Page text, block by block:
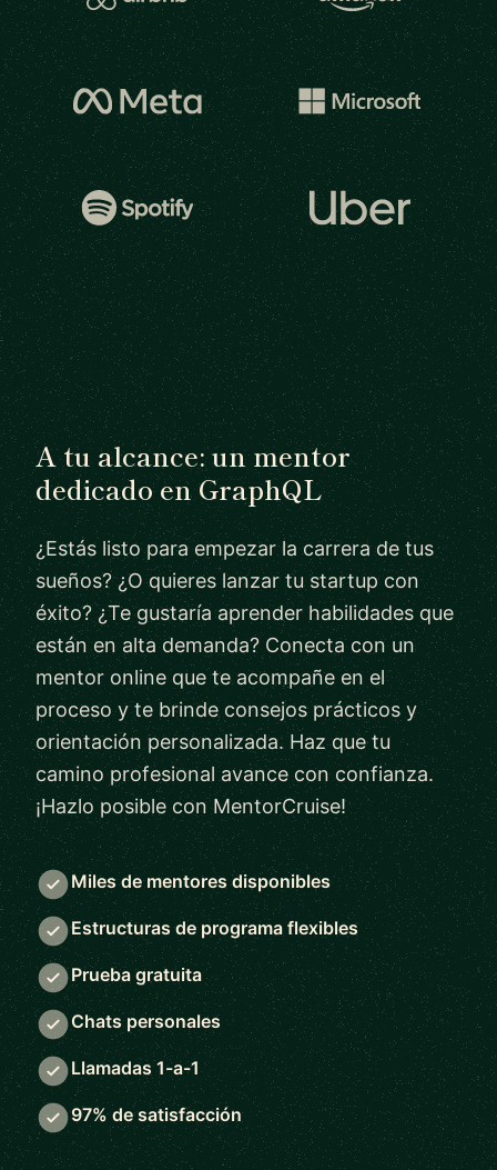
A tu alcance: un mentor
dedicado en GraphQL
¿Estás listo para empezar la carrera de tus
sueños? ¿O quieres lanzar tu startup con
éxito? ¿Te gustaría aprender habilidades que
están en alta demanda? Conecta con un
mentor online que te acompañe en el
proceso y te brinde consejos prácticos y
orientación personalizada. Haz que tu
camino profesional avance con confianza.
¡Hazlo posible con MentorCruise!
Miles de mentores disponibles
Estructuras de programa flexibles
Prueba gratuita
Chats personales
Llamadas 1-a-1
97% de satisfacción